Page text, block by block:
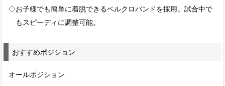
◇お子様でも簡単に着脱できるベルクロバンドを採用。試合中で
もスピーディに調整可能。
おすすめポジション
オールポジション